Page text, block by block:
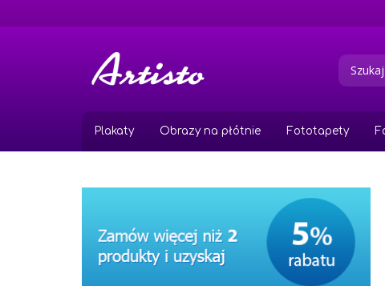
do
Plakaty Obrazy na płótnie Fototapety